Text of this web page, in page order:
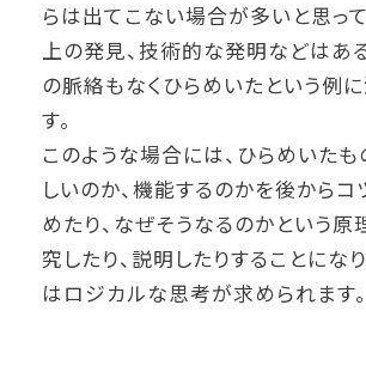
らは出てこない場合が多いと思っ
上の発見、技術的な発明などはあ
の脈絡もなくひらめいたという例
す。
このような場合には、ひらめいた
しいのか、機能するのかを後から
めたり、なぜそうなるのかという原
究したり、説明したりすることにな
はロジカルな思考が求められます。